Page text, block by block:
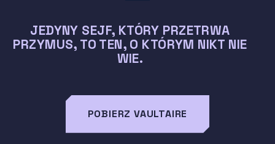
JEDYNY SEJF, KTÓRY PRZETRWA
PRZYMUS, TO TEN, O KTÓRYM NIKT NIE
WIE.
POBIERZ VAULTAIRE